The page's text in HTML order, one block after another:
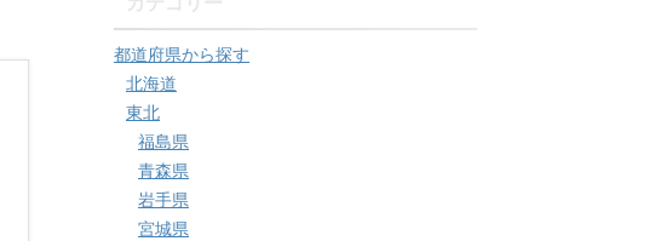
都道府県から探す
北海道
東北
福島県
青森県
岩手県
宮城県